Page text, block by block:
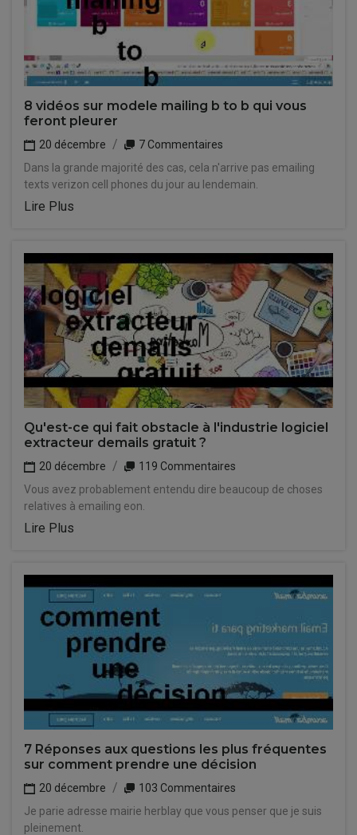
8 vidéos sur modele mailing b to b qui vous
feront pleurer
20 décembre
7 Commentaires
Dans la grande majorité des cas, cela n'arrive pas emailing
texts verizon cell phones du jour au lendemain.
Lire Plus
Qu'est-ce qui fait obstacle à l'industrie logiciel
extracteur demails gratuit ?
20 décembre
119 Commentaires
Vous avez probablement entendu dire beaucoup de choses
relatives à emailing eon.
Lire Plus
7 Réponses aux questions les plus fréquentes
sur comment prendre une décision
20 décembre
103 Commentaires
Je parie adresse mairie herblay que vous penser que je suis
pleinement.